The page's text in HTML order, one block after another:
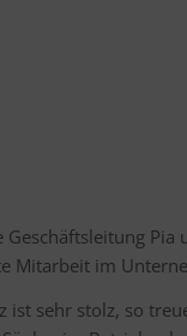
Pia
Mitarbeit im
sehr stolz, so